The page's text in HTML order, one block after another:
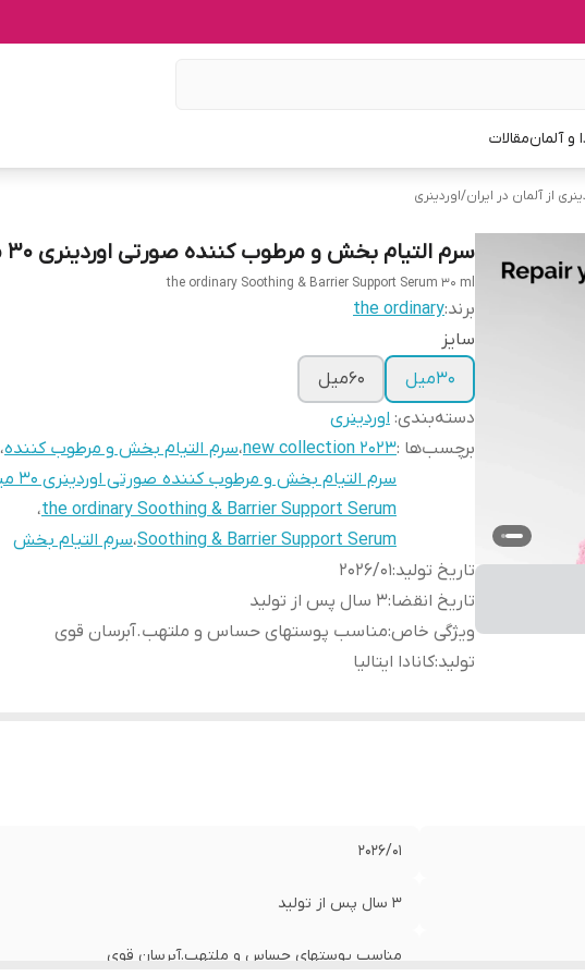
و آلمانمقالات
از آلمان در ایران/اوردینری
سرم التیام بخش و مرطوب کننده صورتی اوردینری 30 میل
the ordinary Soothing & Barrier Support Serum 30 ml
برند:the ordinary
سایز
30میل
60میل
دسته‌بندی: اوردینری
برچسب‌ها :new collection 2023،سرم التیام بخش و مرطوب کننده،
سرم التیام بخش و مرطوب کننده صورتی اوردینری 30 میل
the ordinary Soothing & Barrier Support Serum،
Soothing & Barrier Support Serum،سرم التیام بخش
تاریخ تولید:
2026/01
تاریخ انقضا:3 سال پس از تولید
ویژگی خاص:مناسب پوستهای حساس و ملتهب.آبرسان قوی
تولید:کانادا ایتالیا
2026/01
3 سال پس از تولید
مناسب پوستهای حساس و ملتهب.آبرسان قوی